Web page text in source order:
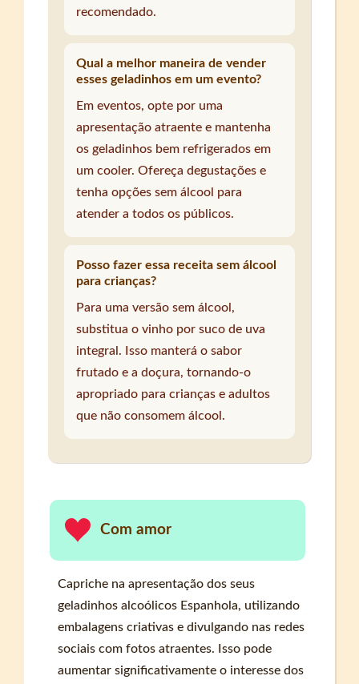
recomendado.
Qual a melhor maneira de vender
esses geladinhos em um evento?
Em eventos, opte por uma
apresentação atraente e mantenha
os geladinhos bem refrigerados em
um cooler. Ofereça degustações e
tenha opções sem álcool para
atender a todos os públicos.
Posso fazer essa receita sem álcool
para crianças?
Para uma versão sem álcool,
substitua o vinho por suco de uva
integral. Isso manterá o sabor
frutado e a doçura, tornando-o
apropriado para crianças e adultos
que não consomem álcool.
Com amor
Capriche na apresentação dos seus
geladinhos alcoólicos Espanhola, utilizando
embalagens criativas e divulgando nas redes
sociais com fotos atraentes. Isso pode
aumentar significativamente o interesse dos